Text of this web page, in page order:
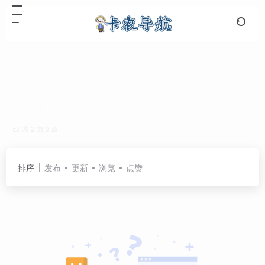
排序 发布 更新 浏览 点赞